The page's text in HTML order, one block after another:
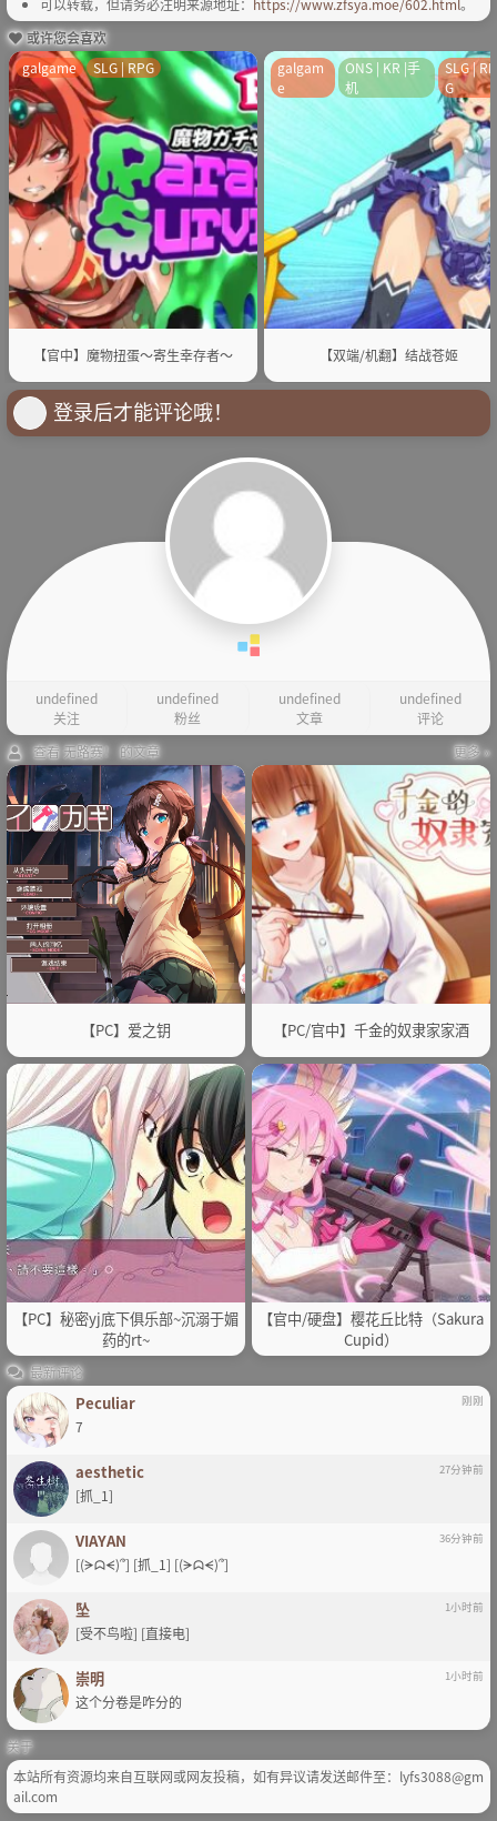
可以转载，但请务必注明来源地址： https://www.zfsya.moe/602.html。
或许您会喜欢
【官中】魔物扭蛋～寄生幸存者～
galgame SLG | RPG
【双端/机翻】结战苍姬
galgam
e
ONS | KR |手
机
SLG | RP
G
登录后才能评论哦！
undefined
关注
undefined
粉丝
undefined
文章
undefined
评论
查看 无路赛！ 的文章
更多 »
【PC】爱之钥 【PC/官中】千金的奴隶家家酒
【PC】秘密yj底下俱乐部~沉溺于媚
药的rt~
【官中/硬盘】樱花丘比特（Sakura
Cupid）
最新评论
Peculiar 刚刚
7
aesthetic 27分钟前
[抓_1]
VIAYAN 36分钟前
[(ᗒᗣᗕ)՞] [抓_1] [(ᗒᗣᗕ)՞]
坠 1小时前
[受不鸟啦] [直接电]
崇明 1小时前
这个分卷是咋分的
关于
本站所有资源均来自互联网或网友投稿，如有异议请发送邮件至：lyfs3088@gm
ail.com